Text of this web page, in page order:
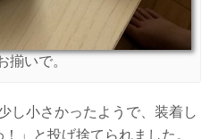
揃いで。
し小さかったようで、装着し
」と投げ捨てられました。